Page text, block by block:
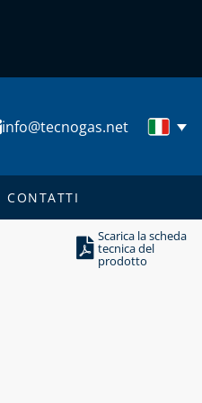
info@tecnogas.net
CONTATTI
Scarica la scheda
tecnica del
prodotto